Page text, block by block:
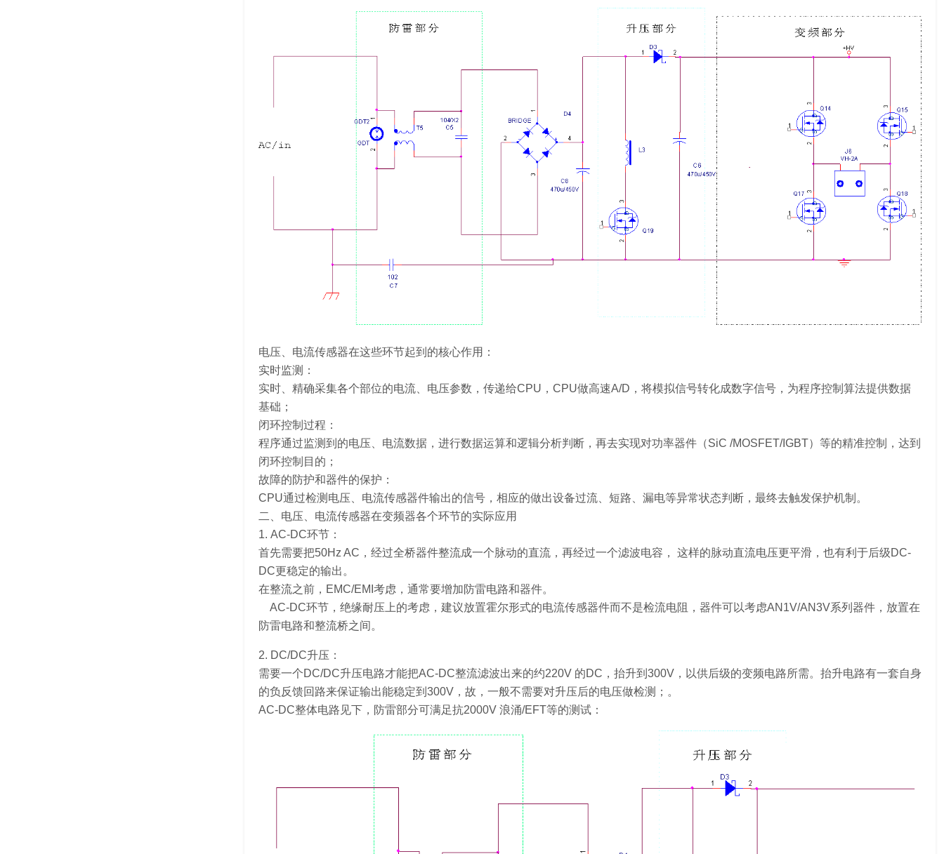
电压、电流传感器在这些环节起到的核心作用：
实时监测：
实时、精确采集各个部位的电流、电压参数，传递给CPU，CPU做高速A/D，将模拟信号转化成数字信号，为程序控制算法提供数据
基础；
​闭环控制过程：
程序通过监测到的电压、电流数据，进行数据运算和逻辑分析判断，再去实现对功率器件（SiC /MOSFET/IGBT）等的精准控制，达到
闭环控制目的；
​故障的防护和器件的保护​：
CPU通过检测电压、电流传感器件输出的信号，相应的做出设备过流、短路、漏电等异常状态判断，最终去触发保护机制。
二、电压、电流传感器在变频器各个环节的实际应用
1. AC-DC环节：
首先需要把50Hz AC，经过全桥器件整流成一个脉动的直流，再经过一个滤波电容， 这样的脉动直流电压更平滑，也有利于后级DC-
DC更稳定的输出。
在整流之前，EMC/EMI考虑，通常要增加防雷电路和器件。
AC-DC环节，绝缘耐压上的考虑，建议放置霍尔形式的电流传感器件而不是检流电阻，器件可以考虑AN1V/AN3V系列器件，放置在
防雷电路和整流桥之间。
​2. DC/DC升压：
需要一个DC/DC升压电路才能把AC-DC整流滤波出来的约220V 的DC，抬升到300V，以供后级的变频电路所需。抬升电路有一套自身
的负反馈回路来保证输出能稳定到300V，故，一般不需要对升压后的电压做检测；。
AC-DC整体电路见下，防雷部分可满足抗2000V 浪涌/EFT等的测试：